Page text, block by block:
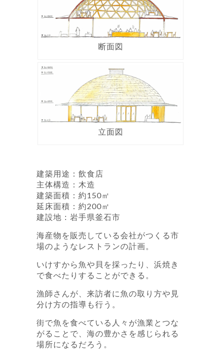
断面図
立面図
建築用途：飲食店
主体構造：木造
建築面積： 約150㎡
延床面積： 約200㎡
建設地：岩手県釜石市
海産物を販売している会社がつくる市
場のようなレストランの計画。
いけすから魚や貝を採ったり、浜焼き
で食べたりすることができる。
漁師さんが、来訪者に魚の取り方や見
分け方の指導も行う。
街で魚を食べている人々が漁業とつな
がることで、海の豊かさを感じられる
場所になるだろう。